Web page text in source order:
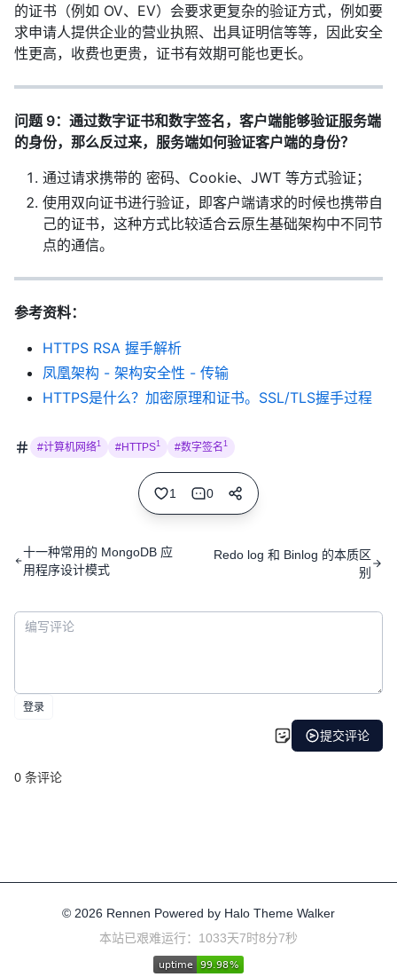
的证书（例如 OV、EV）会要求更复杂的验证方式，例如要
求申请人提供企业的营业执照、出具证明信等等，因此安全
性更高，收费也更贵，证书有效期可能也更长。
问题 9：通过数字证书和数字签名，客户端能够验证服务端
的身份，那么反过来，服务端如何验证客户端的身份？
通过请求携带的 密码、Cookie、JWT 等方式验证；
使用双向证书进行验证，即客户端请求的时候也携带自
己的证书，这种方式比较适合云原生基础架构中不同节
点的通信。
参考资料：
HTTPS RSA 握手解析
凤凰架构 - 架构安全性 - 传输
HTTPS是什么？加密原理和证书。SSL/TLS握手过程
#计算机网络1 #HTTPS1 #数字签名 1
1 0
十一种常用的 MongoDB 应
用程序设计模式
Redo log 和 Binlog 的本质区
别
© 2026 Rennen Powered by Halo Theme Walker
本站已艰难运行：1033天7时8分7秒